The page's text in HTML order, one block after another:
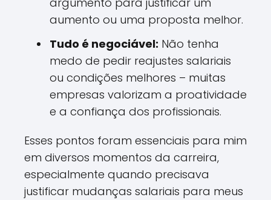
aumento ou uma proposta melhor.
Tudo é negociável: Não tenha
medo de pedir reajustes salariais
ou condições melhores – muitas
empresas valorizam a proatividade
e a confiança dos profissionais.
Esses pontos foram essenciais para mim
em diversos momentos da carreira,
especialmente quando precisava
justificar mudanças salariais para meus